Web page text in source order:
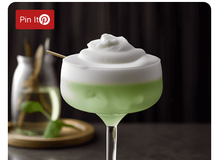
Pin It